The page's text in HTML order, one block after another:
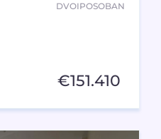
DVOIPOSOBAN
€151.410